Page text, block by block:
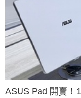
ASUS Pad 開賣！